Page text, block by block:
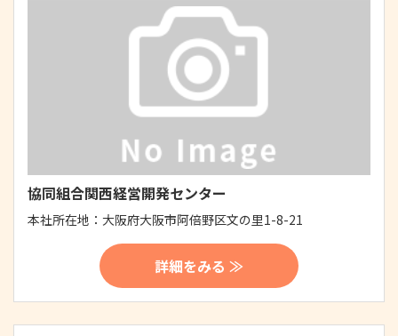
協同組合関西経営開発センター
本社所在地： 大阪府大阪市阿倍野区文の里1-8-21
詳細をみる ≫